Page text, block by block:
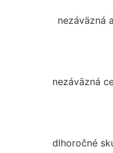
nezáväzná
nezáväzná
dlhoročné